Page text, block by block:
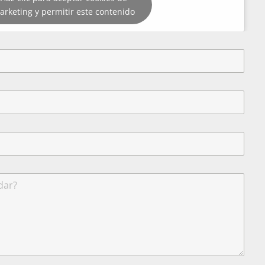
y permitir este contenido